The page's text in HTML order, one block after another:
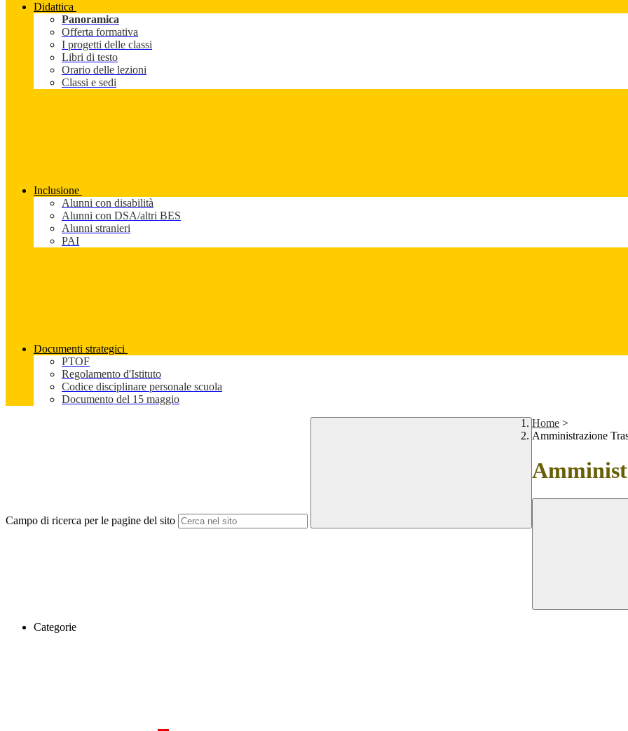
Didattica
Panoramica
Offerta formativa
I progetti delle classi
Libri di testo
Orario delle lezioni
Classi e sedi
Inclusione
Alunni con disabilità
Alunni con DSA/altri BES
Alunni stranieri
PAI
Documenti strategici
PTOF
Regolamento d'Istituto
Codice disciplinare personale scuola
Documento del 15 maggio
Campo di ricerca per le pagine del sito
Home >
Amministrazione
Categorie